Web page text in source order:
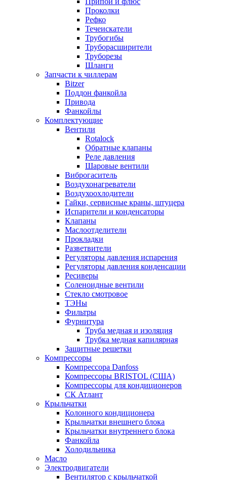
Проколки
Рефко
Течеискатели
Трубогибы
Труборасширители
Труборезы
Шланги
Запчасти к чиллерам
Bitzer
Поддон фанкойла
Привода
Фанкойлы
Комплектующие
Вентили
Rotalock
Обратные клапаны
Реле давления
Шаровые вентили
Виброгаситель
Воздухонагреватели
Воздухоохлодители
Гайки, сервисные краны, штуцера
Испарители и конденсаторы
Клапаны
Маслоотделители
Прокладки
Разветвители
Регуляторы давления испарения
Регуляторы давления конденсации
Ресиверы
Соленоидные вентили
Стекло смотровое
ТЭНы
Фильтры
Фурнитура
Труба медная и изоляция
Трубка медная капилярная
Защитные решетки
Компрессоры
Компрессора Danfoss
Компрессоры BRISTOL (США)
Компрессоры для кондиционеров
СК Атлант
Крыльчатки
Колонного кондиционера
Крыльчатки внешнего блока
Крыльчатки внутреннего блока
Фанкойла
Холодильника
Масло
Электродвигатели
Вентилятор с крыльчаткой